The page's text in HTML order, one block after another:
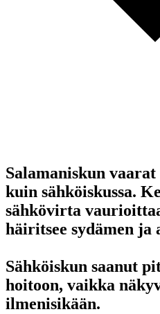
Salamaniskun
kuin sähköiskussa.
sähkövirta
häiritsee sydämen ja
Sähköiskun saanut
hoitoon, vaikka
ilmenisikään.